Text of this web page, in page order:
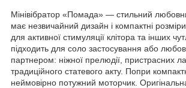
Мінівібратор «Помада» — стильний
має незвичайний дизайн і компактні
для активної стимуляції клітора та інших
підходить для соло застосування або
партнером: ніжної прелюдії, пристрасних
традиційного статевого акту. Попри
неймовірно потужний моторчик.